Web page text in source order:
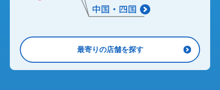
最寄りの店舗を探す